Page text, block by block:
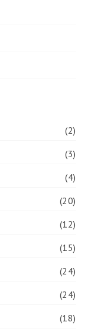
(2)
(3)
(4)
(20)
(12)
(15)
(24)
(24)
(18)